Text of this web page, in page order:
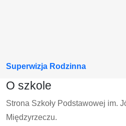
Superwizja Rodzinna
O szkole
Strona Szkoły Podstawowej im.
Międzyrzeczu.